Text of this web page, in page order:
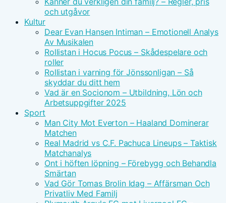
och utgåvor
Kultur
Dear Evan Hansen Intiman – Emotionell Analys
Av Musikalen
Rollistan i Hocus Pocus – Skådespelare och
roller
Rollistan i varning för Jönssonligan – Så
skyddar du ditt hem
Vad är en Socionom – Utbildning, Lön och
Arbetsuppgifter 2025
Sport
Man City Mot Everton – Haaland Dominerar
Matchen
Real Madrid vs C.F. Pachuca Lineups – Taktisk
Matchanalys
Ont i höften löpning – Förebygg och Behandla
Smärtan
Vad Gör Tomas Brolin Idag – Affärsman Och
Privatliv Med Familj